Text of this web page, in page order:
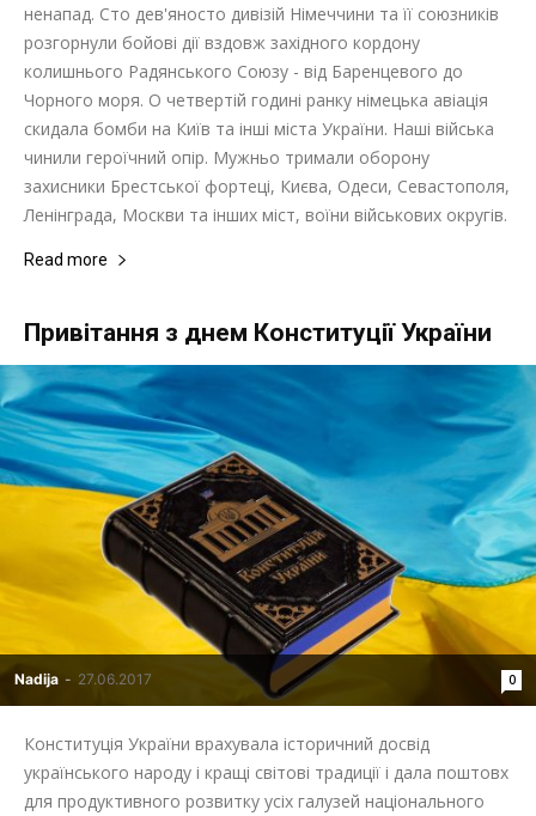
ненапад. Сто дев'яносто дивізій Німеччини та її союзників
розгорнули бойові дії вздовж західного кордону
колишнього Радянського Союзу - від Баренцевого до
Чорного моря. О четвертій годині ранку німецька авіація
скидала бомби на Київ та інші міста України. Наші війська
чинили героїчний опір. Мужньо тримали оборону
захисники Брестської фортеці, Києва, Одеси, Севастополя,
Ленінграда, Москви та інших міст, воїни військових округів.
Read more
Привітання з днем Конституції України
Nadija - 27.06.2017 0
Конституція України врахувала історичний досвід
українського народу і кращі світові традиції і дала поштовх
для продуктивного розвитку усіх галузей національного